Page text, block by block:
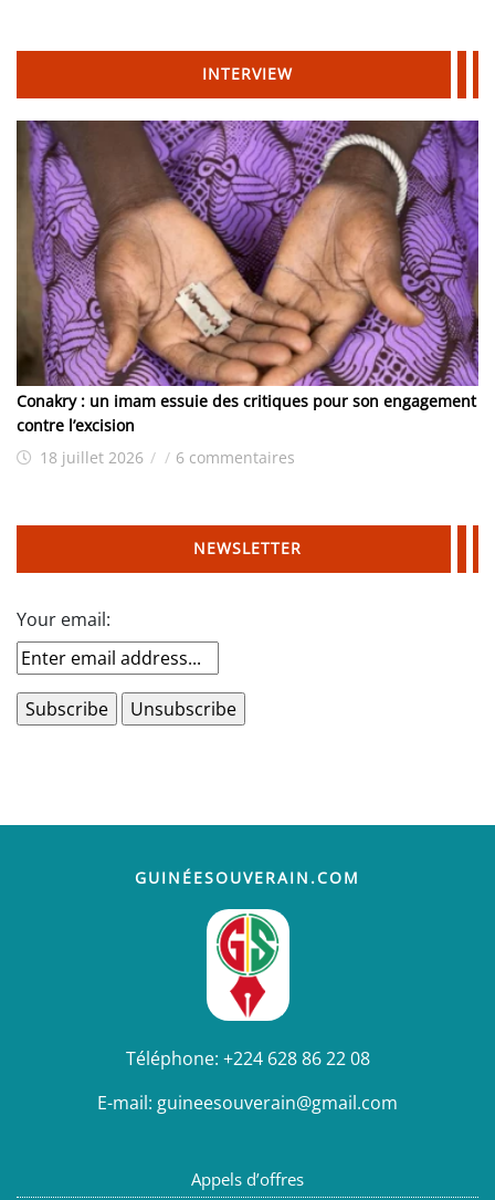
INTERVIEW
Conakry : un imam essuie des critiques pour son engagement
contre l’excision
18 juillet 2026 / / 6 commentaires
NEWSLETTER
Your email:
GUINÉESOUVERAIN.COM
Téléphone: +224 628 86 22 08
E-mail: guineesouverain@gmail.com
Appels d’offres